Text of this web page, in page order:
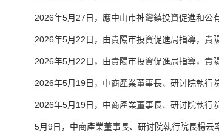
2026年5月27日，應中山市神灣鎮投資促進和公有
2026年5月22日，由貴陽市投資促進局指導，貴陽
2026年5月22日，由貴陽市投資促進局指導，貴陽
2026年5月19日，中商產業董事長、研讨院執行院
2026年5月19日，中商產業董事長、研讨院執行院
5月9日，中商產業董事長、研讨院執行院長楊云